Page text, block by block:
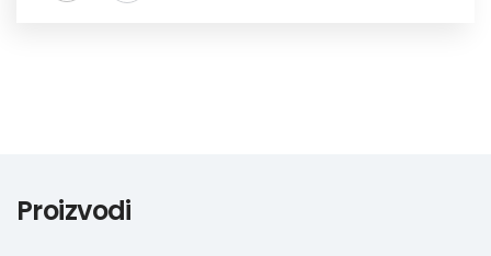
Proizvodi